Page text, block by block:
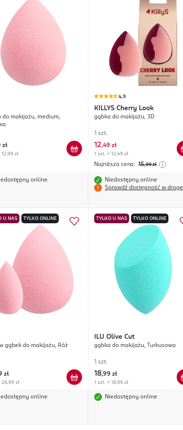
do makijażu, medium,
zł
zł
online
4,9
KILLYS Cherry Look
gąbka do makijażu, 3D
1 szt.
12,49 zł
1 szt. = 12,49 zł
Najniższa cena: 15,99 zł
Niedostępny online
Sprawdź dostępność w
U NAS TYLKO ONLINE
gąbek do makijażu, Róż
zł
26,99 zł
online
TYLKO U NAS TYLKO ONLINE
ILU Olive Cut
gąbka do makijażu, Turkusowa
1 szt.
18,99 zł
1 szt. = 18,99 zł
Niedostępny online